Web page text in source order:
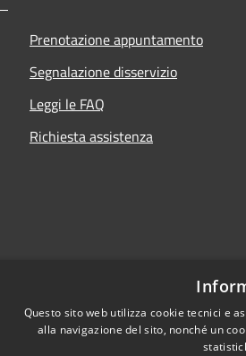
Prenotazione appuntamento
Segnalazione disservizio
Leggi le FAQ
Richiesta assistenza
Questo sito web utilizza cookie tecnici e
alla navigazione del sito, nonché un